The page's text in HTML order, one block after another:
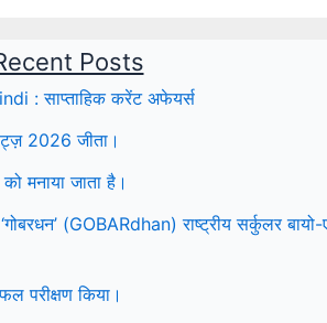
Posts
: साप्ताहिक करेंट अफेयर्स
2026 जीता।
मनाया जाता है।
(GOBARdhan) राष्ट्रीय सर्कुलर बायो-
परीक्षण किया।